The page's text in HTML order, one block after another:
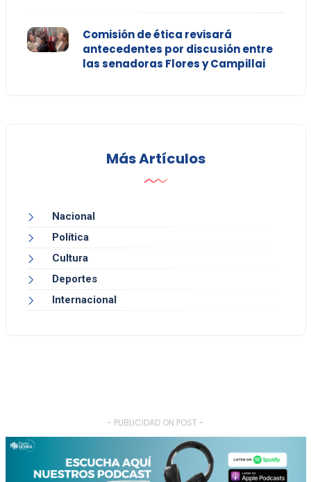
Comisión de ética revisará
antecedentes por discusión entre
las senadoras Flores y Campillai
Más Artículos
Nacional
Política
Cultura
Deportes
Internacional
- PUBLICIDAD ON POST -